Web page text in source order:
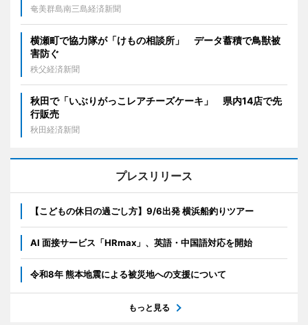
奄美群島南三島経済新聞
横瀬町で協力隊が「けもの相談所」 データ蓄積で鳥獣被
害防ぐ
秩父経済新聞
秋田で「いぶりがっこレアチーズケーキ」 県内14店で先
行販売
秋田経済新聞
プレスリリース
【こどもの休日の過ごし方】9/6出発 横浜船釣りツアー
AI 面接サービス「HRmax」、英語・中国語対応を開始
令和8年 熊本地震による被災地への支援について
もっと見る